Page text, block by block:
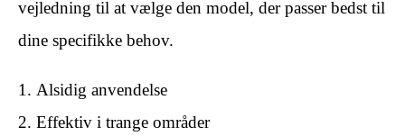
vejledning til at vælge den model, der passer bedst til
dine specifikke behov.
Alsidig anvendelse
Effektiv i trange områder